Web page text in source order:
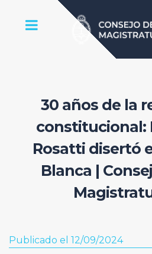
30 años de la
constitucional:
Rosatti disertó
Blanca |
Publicado el 12/09/2024